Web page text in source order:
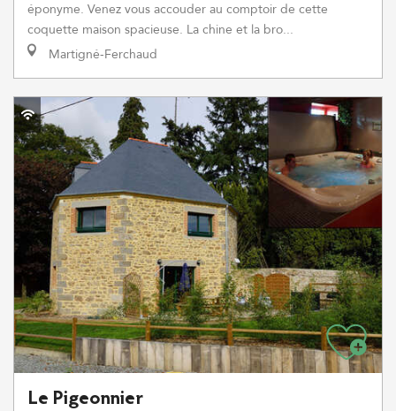
éponyme. Venez vous accouder au comptoir de cette
coquette maison spacieuse. La chine et la bro...
Martigné-Ferchaud
Le Pigeonnier